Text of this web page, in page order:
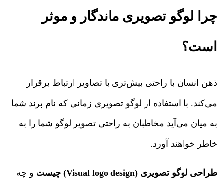
چرا لوگو تصویری ماندگار و موثر
است؟
ذهن انسان با راحتی بیش‌تری با تصاویر ارتباط برقرار
می‌کند. با استفاده از لوگو تصویری زمانی که نام برند شما
به میان می‌آید مخاطبان به راحتی تصویر لوگو شما را به
خاطر خواهند آورد.
طراحی لوگو تصویری (Visual logo design) چیست و چه